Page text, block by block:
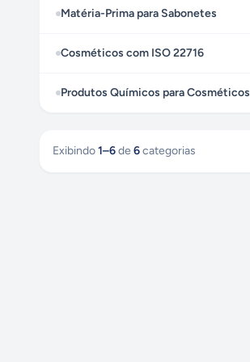
Matéria-Prima para Sabonetes
Cosméticos com ISO 22716
Produtos Químicos para Cosméticos
Exibindo1–6de 6categorias